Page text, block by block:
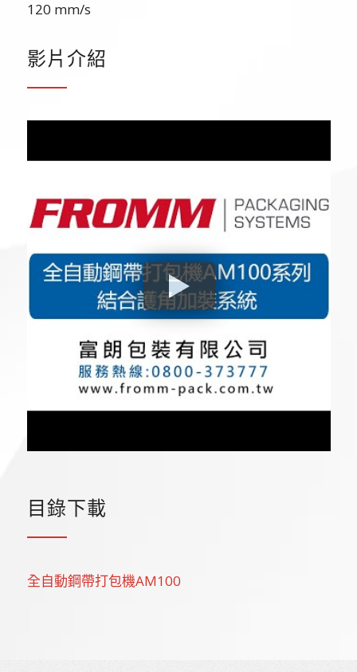
120 mm/s
影片介紹
目錄下載
全自動鋼帶打包機AM100